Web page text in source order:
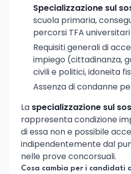
Specializzazione sul
scuola primaria,
percorsi TFA universitari
Requisiti generali di
impiego (cittadinanza,
civili e politici, idoneita
Assenza di condanne
La specializzazione sul
rappresenta condizione
di essa non e possibile
indipendentemente dal
nelle prove concorsuali.
Cosa cambia per i candidati